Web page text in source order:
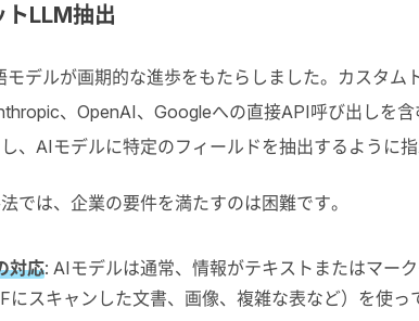
トLLM抽出
モデルが画期的な進歩をもたらしました。カスタ
、 OpenAI、 Googleへの直接API呼び出しを
、 AIモデルに特定のフィールドを抽出するように指
では、企業の要件を満たすのは困難です。
対応: AIモデルは通常、情報がテキストまたはマー
にスキャンした文書、画像、複雑な表など）を使っ